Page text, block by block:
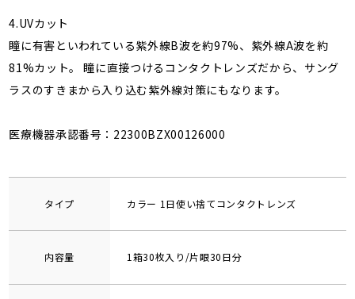
4.UVカット
瞳に有害といわれている紫外線B波を約97%、紫外線A波を約
81%カット。 瞳に直接つけるコンタクトレンズだから、サング
ラスのすきまから入り込む紫外線対策にもなります。
医療機器承認番号：22300BZX00126000
タイプ カラー 1日使い捨てコンタクトレンズ
内容量 1箱30枚入り/片眼30日分